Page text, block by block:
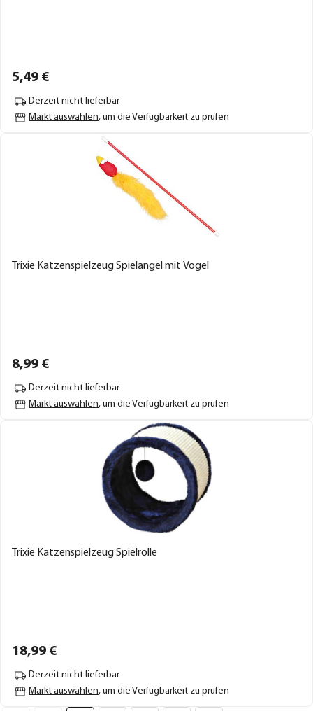
5,49 €
Derzeit nicht lieferbar
Markt auswählen, um die Verfügbarkeit zu prüfen
Trixie Katzenspielzeug Spielangel mit Vogel
8,99 €
Derzeit nicht lieferbar
Markt auswählen, um die Verfügbarkeit zu prüfen
Trixie Katzenspielzeug Spielrolle
18,99 €
Derzeit nicht lieferbar
Markt auswählen, um die Verfügbarkeit zu prüfen